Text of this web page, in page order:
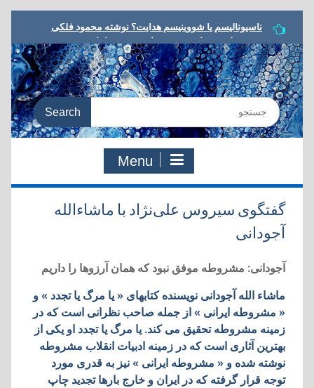
to
content
مشروطه در ترازو، نوشته داریوش رحمانیان
معرفی کتاب، یا مرگ یا تجدد، نوشته نوید کلاه‌رودی
شعر مشروطه در رویارویی با تجدد، نوشته هادی دقیق
به سوی معنای جدید، مروری بر کتاب:‌ یا مرگ یا تجدد،
دفتری در شعر و ادب مشروطه
Search
for:
Menu
گفتگوی سیروس علی‌نژاد با ماشاءالله
آجودانی
آجودانی: مشروطه موفق نبود که همان آرزوها را داريم
ماشاء الله آجودانی نويسنده کتابهای « يا مرگ يا تجدد » و
« مشروطه ايرانی » از جمله صاحب نظرانی است که در
زمينه مشروطه تحقيق می کند. يا مرگ يا تجدد او يکی از
بهترين آثاری است که در زمينه ادبيات انقلاب مشروطه
نوشته شده و « مشروطه ايرانی » نيز به قدری مورد
توجه قرار گرفته که در ايران و خارج بارها تجديد چاپ